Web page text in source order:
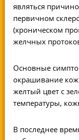
являться
первичном
(хроническом
желчных
Основные
окрашивание
желтый цвет с
температуры,
В последнее